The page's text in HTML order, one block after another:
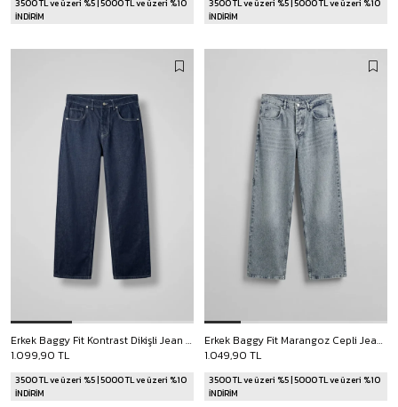
3500 TL ve üzeri %5 | 5000 TL ve üzeri %10
İNDİRİM
3500 TL ve üzeri %5 | 5000 TL ve üzeri %10
İNDİRİM
Erkek Baggy Fit Kontrast Dikişli Jean Pantolon Lacivert
1.099,90 TL
3500 TL ve üzeri %5 | 5000 TL ve üzeri %10
İNDİRİM
Erkek Baggy Fit Marangoz Cepli Jean Pantolon Açık Mavi
1.049,90 TL
3500 TL ve üzeri %5 | 5000 TL ve üzeri %10
İNDİRİM